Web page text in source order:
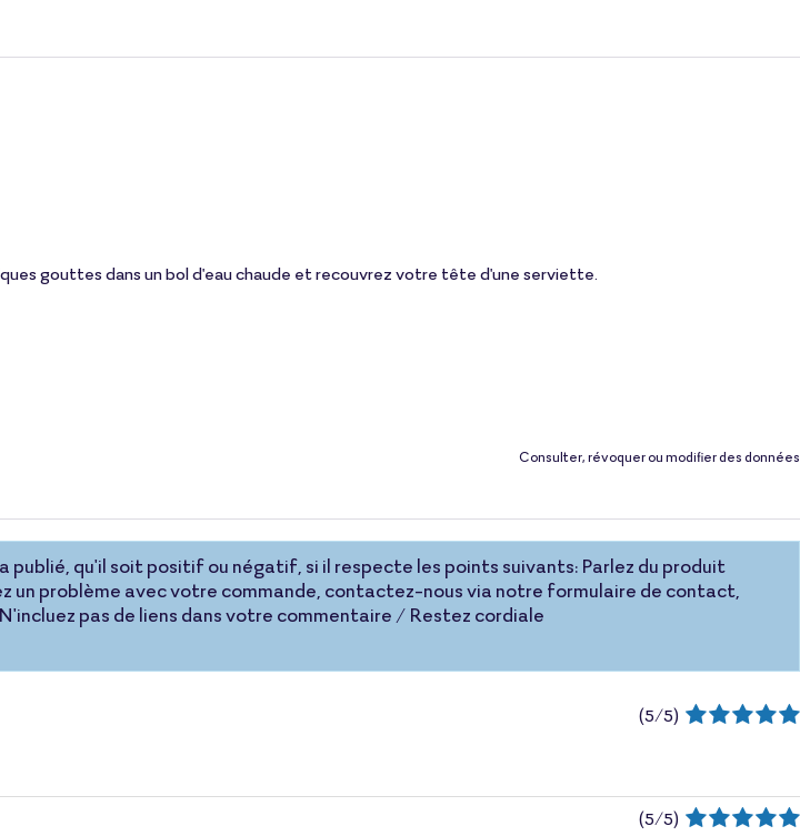
gouttes dans un bol d'eau chaude et recouvrez votre tête d'une serviette.
Consulter, révoquer ou modifier des données
qu'il soit positif ou négatif, si il respecte les points suivants: Parlez du produit
un problème avec votre commande, contactez-nous via notre formulaire de contact,
pas de liens dans votre commentaire / Restez cordiale
(5/5)
(5/5)